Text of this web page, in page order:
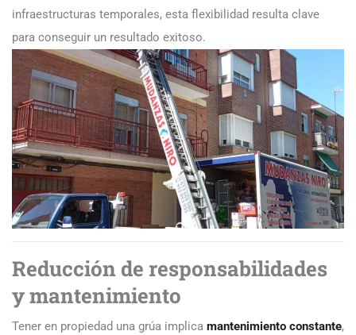
infraestructuras temporales, esta flexibilidad resulta clave
para conseguir un resultado exitoso.
Reducción de responsabilidades
y mantenimiento
Tener en propiedad una grúa implica mantenimiento constante,